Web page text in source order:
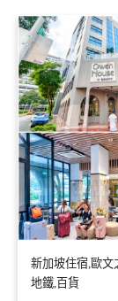
新加坡住宿,歐文
地鐵,百貨